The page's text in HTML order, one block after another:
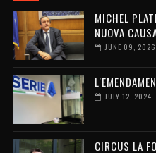
MICHEL
NUOVA
JUNE 09, 2026
JULY 12, 2024
CIRCUS LA